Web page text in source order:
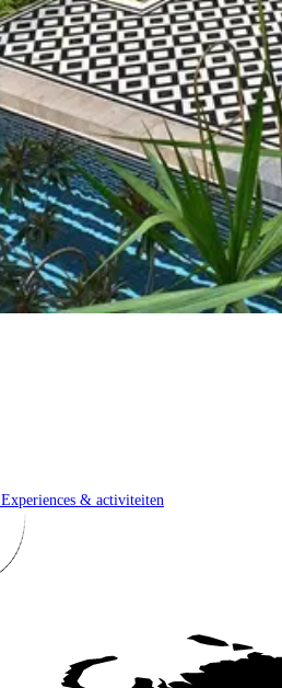
Experiences & activiteiten